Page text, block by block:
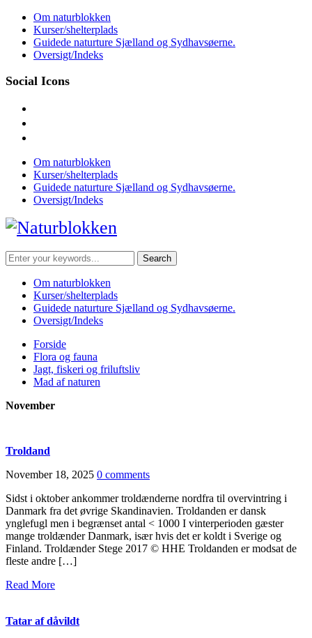
Skip
content
Om naturblokken
Kurser/shelterplads
Guidede naturture Sjælland og Sydhavsøerne.
Oversigt/Indeks
Social Icons
Om naturblokken
Kurser/shelterplads
Guidede naturture Sjælland og Sydhavsøerne.
Oversigt/Indeks
Search
for:
Om naturblokken
Kurser/shelterplads
Guidede naturture Sjælland og Sydhavsøerne.
Oversigt/Indeks
Forside
Flora og fauna
Jagt, fiskeri og friluftsliv
Mad af naturen
November
Troldand
November 18, 2025 0 comments
Sidst i oktober ankommer troldænderne nordfra til overvintring i
Danmark fra det øvrige Skandinavien. Troldanden er dansk
ynglefugl men i begrænset antal < 1000 I vinterperioden gæster
mange troldænder Danmark, især hvis det er koldt i Sverige og
Finland. Troldænder Stege 2017 © HHE Troldanden er modsat de
fleste andre […]
Read More
Tatar af dåvildt